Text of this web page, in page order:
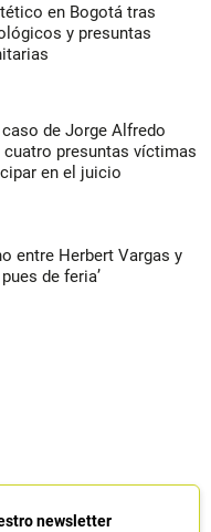
en Bogotá tras
y presuntas
de Jorge Alfredo
presuntas víctimas
en el juicio
entre Herbert Vargas y
de feria’
newsletter